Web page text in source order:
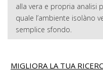
alla vera e propria analisi
quale l’ambiente isolàno
semplice sfondo.
MIGLIORA LA TUA